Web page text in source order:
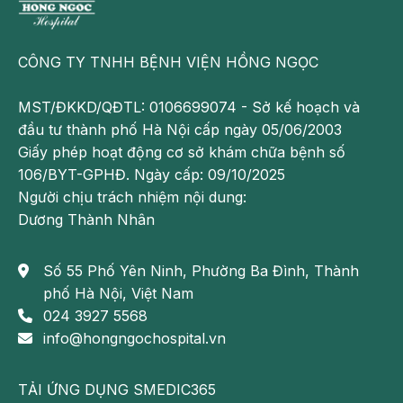
hàm
chất
dồi
dào
vừa
giúp
cơ
thể
lâu
có
thể
chế
CÔNG TY TNHH BỆNH VIỆN HỒNG NGỌC
MST/ĐKKD/QĐTL: 0106699074 - Sở kế hoạch và
đầu tư thành phố Hà Nội cấp ngày 05/06/2003
Giấy phép hoạt động cơ sở khám chữa bệnh số
106/BYT-GPHĐ. Ngày cấp: 09/10/2025
Người chịu trách nhiệm nội dung:
Dương Thành Nhân
Số 55 Phố Yên Ninh, Phường Ba Đình, Thành
phố Hà Nội, Việt Nam
024 3927 5568
info@hongngochospital.vn
TẢI ỨNG DỤNG SMEDIC365